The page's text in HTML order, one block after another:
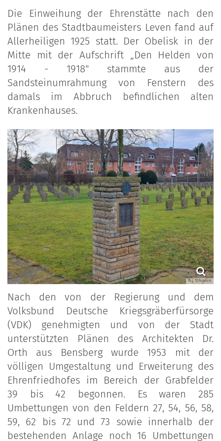
Die Einweihung der Ehrenstätte nach den
Plänen des Stadtbaumeisters Leven fand auf
Allerheiligen 1925 statt. Der Obelisk in der
Mitte mit der Aufschrift „Den Helden von
1914 - 1918" stammte aus der
Sandsteinumrahmung von Fenstern des
damals im Abbruch befindlichen alten
Krankenhauses.
© J. Schramm
Nach den von der Regierung und dem
Volksbund Deutsche Kriegsgräberfürsorge
(VDK) genehmigten und von der Stadt
unterstützten Plänen des Architekten Dr.
Orth aus Bensberg wurde 1953 mit der
völligen Umgestaltung und Erweiterung des
Ehrenfriedhofes im Bereich der Grabfelder
39 bis 42 begonnen. Es waren 285
Umbettungen von den Feldern 27, 54, 56, 58,
59, 62 bis 72 und 73 sowie innerhalb der
bestehenden Anlage noch 16 Umbettungen